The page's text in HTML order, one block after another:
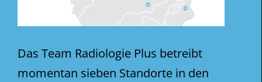
Das Team Radiologie Plus betreibt
momentan sieben Standorte in den